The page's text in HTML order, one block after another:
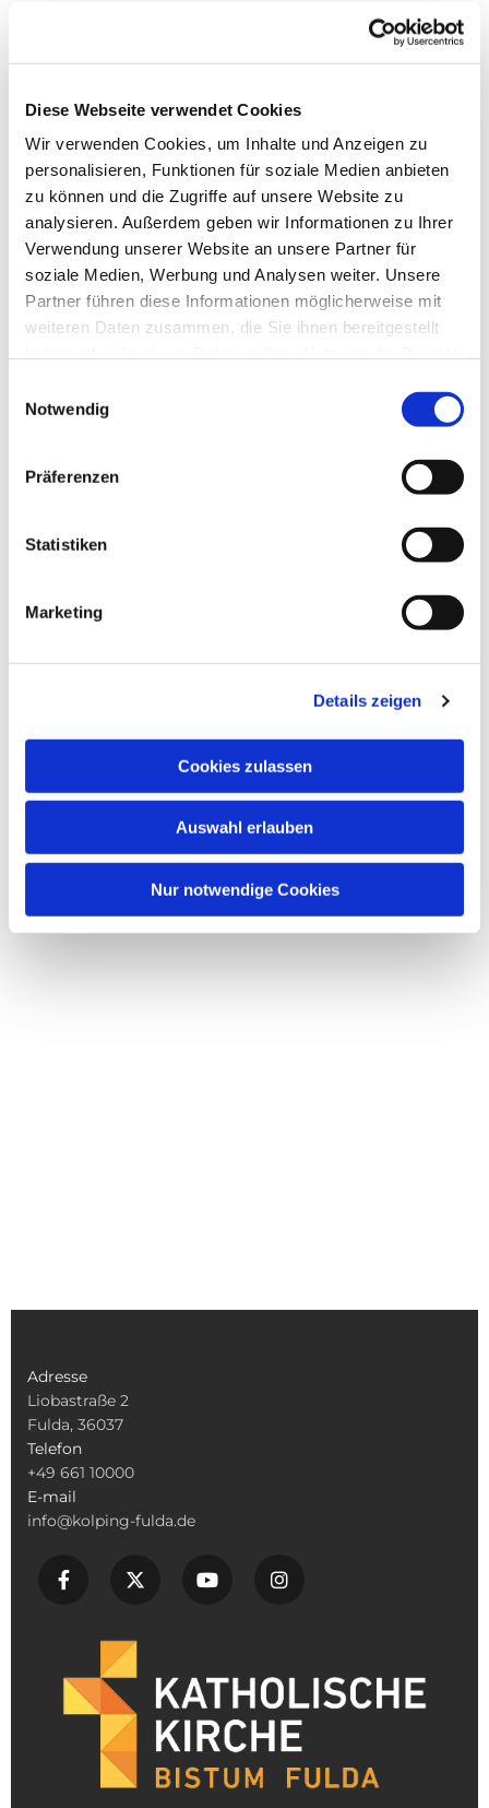
Diese Webseite verwendet Cookies
Wir verwenden Cookies, um Inhalte und Anzeigen zu
personalisieren, Funktionen für soziale Medien anbieten
zu können und die Zugriffe auf unsere Website zu
analysieren. Außerdem geben wir Informationen zu Ihrer
Verwendung unserer Website an unsere Partner für
soziale Medien, Werbung und Analysen weiter. Unsere
Partner führen diese Informationen möglicherweise mit
weiteren Daten zusammen, die Sie ihnen bereitgestellt
Notwendig
Präferenzen
Statistiken
Marketing
Details zeigen
Cookies zulassen
Auswahl erlauben
Nur notwendige Cookies
Weitere Infos bei Chantal Koch unter 01511 – 06 02
interessieren
Adresse
Liobastraße 2
Fulda, 36037
Telefon
+49 661 10000
E-mail
info@kolping-fulda.de